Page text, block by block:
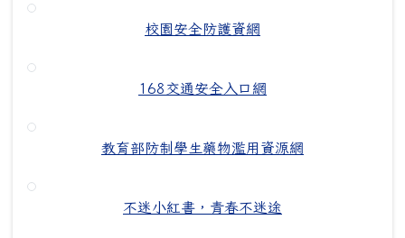
校園安全防護資網
168交通安全入口網
教育部防制學生藥物濫用資源網
不迷小紅書，青春不迷途